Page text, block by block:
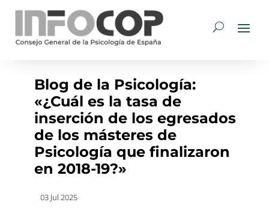
Blog de la Psicología:
«¿Cuál es la tasa de
inserción de los egresados
de los másteres de
Psicología que finalizaron
en 2018-19?»
03 Jul 2025